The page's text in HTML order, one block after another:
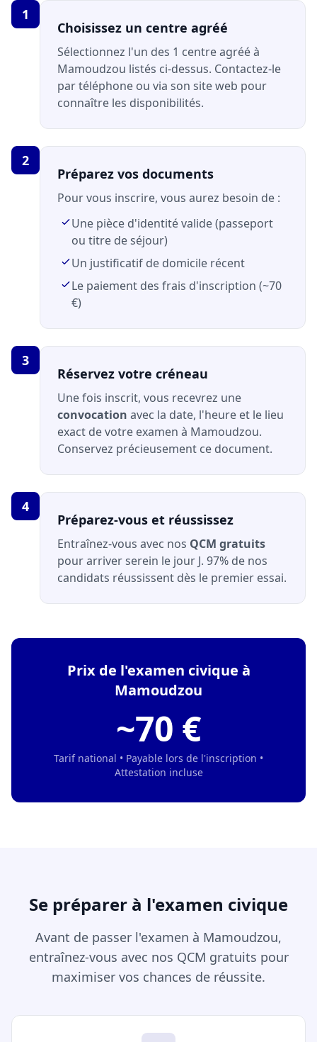
1
Choisissez un centre agréé
Sélectionnez l'un des 1 centre agréé à
Mamoudzou listés ci-dessus. Contactez-le
par téléphone ou via son site web pour
connaître les disponibilités.
2
Préparez vos documents
Pour vous inscrire, vous aurez besoin de :
Une pièce d'identité valide (passeport
ou titre de séjour)
Un justificatif de domicile récent
Le paiement des frais d'inscription (~70
€)
3
Réservez votre créneau
Une fois inscrit, vous recevrez une
convocation avec la date, l'heure et le lieu
exact de votre examen à Mamoudzou.
Conservez précieusement ce document.
4
Préparez-vous et réussissez
Entraînez-vous avec nos QCM gratuits
pour arriver serein le jour J. 97% de nos
candidats réussissent dès le premier essai.
Prix de l'examen civique à
Mamoudzou
~70 €
Tarif national • Payable lors de l'inscription •
Attestation incluse
Se préparer à l'examen civique
Avant de passer l'examen à Mamoudzou,
entraînez-vous avec nos QCM gratuits pour
maximiser vos chances de réussite.